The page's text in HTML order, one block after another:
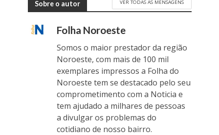
Sobre o autor VER TODAS AS MENSAGENS
Folha Noroeste
Somos o maior prestador da região
Noroeste, com mais de 100 mil
exemplares impressos a Folha do
Noroeste tem se destacado pelo seu
comprometimento com a Noticia e
tem ajudado a milhares de pessoas
a divulgar os problemas do
cotidiano de nosso bairro.